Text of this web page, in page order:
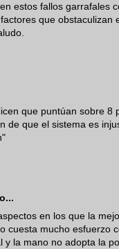
estos fallos garrafales
que
que puntúan sobre
de que el sistema es
en los que la
cuesta mucho esfuerzo
la mano no adopta la